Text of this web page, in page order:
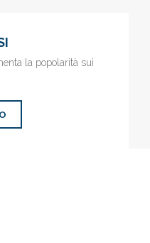
la popolarità sui